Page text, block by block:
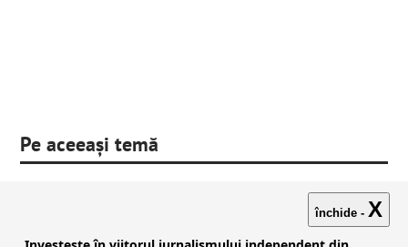
Pe aceeași temă
închide - X